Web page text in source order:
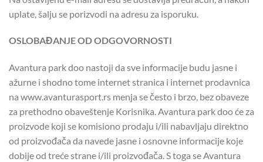
uplate, šalju se porizvodi na adresu za isporuku.
OSLOBAĐANJE OD ODGOVORNOSTI
Avantura park doo nastoji da sve informacije budu jasne i
ažurne i shodno tome internet stranica i internet prodavnica
na www.avanturasport.rs menja se često i brzo, bez obaveze
za prethodno obaveštenje Korisnika. Avantura park doo će za
proizvode koji se komisiono prodaju i/ili nabavljaju direktno
od proizvođača da navede jasne i osnovne informacije koje
dobije od treće strane i/ili proizvođača. S toga se Avantura